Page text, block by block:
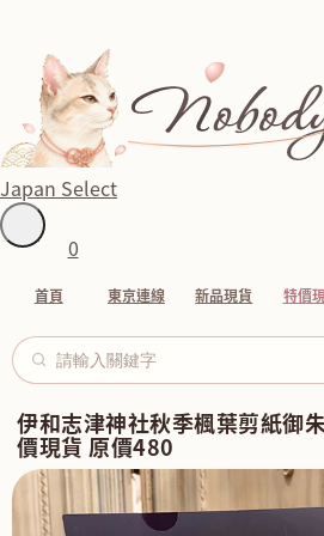
Japan Select
0
首頁 東京連線 新品現貨 特價
伊和志津神社秋季楓葉剪紙御
價現貨 原價480